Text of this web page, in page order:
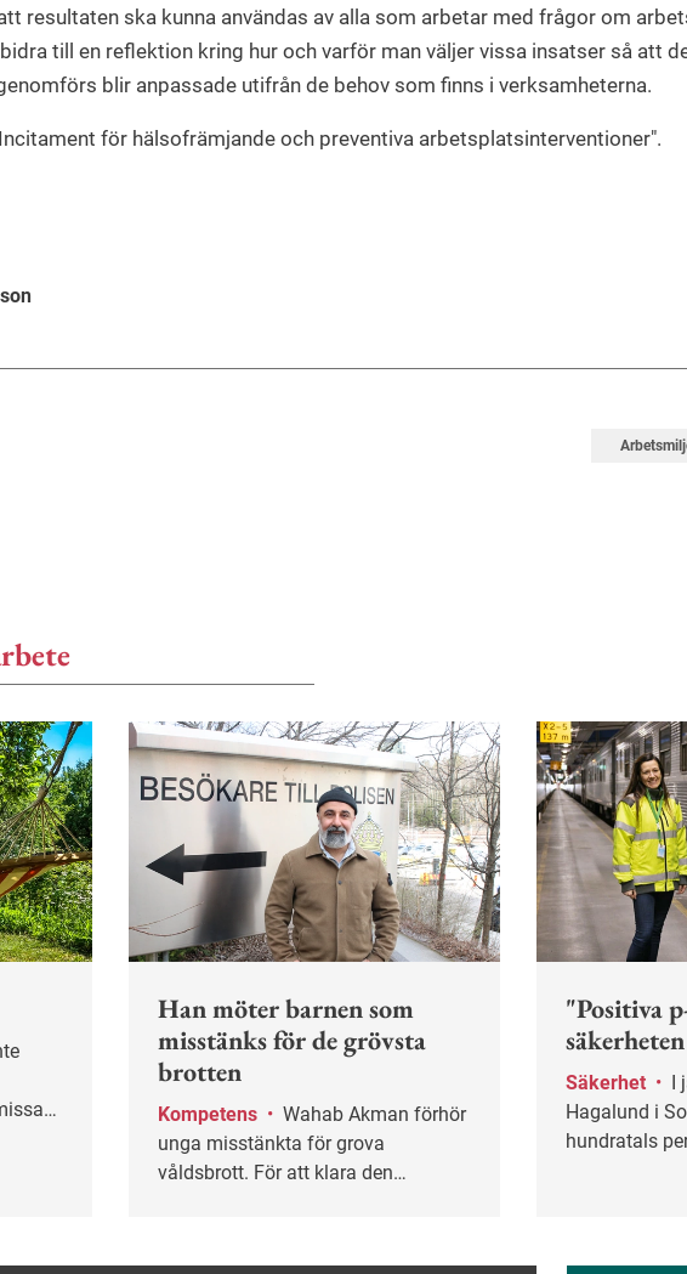
resultaten ska kunna användas av alla som arbetar med frågor om
till en reflektion kring hur och varför man väljer vissa insatser så att
blir anpassade utifrån de behov som finns i verksamheterna.
för hälsofrämjande och preventiva arbetsplatsinterventioner".
Han möter barnen som
misstänks för de grövsta
brotten
Kompetens •
unga misstänkta för grova
våldsbrott. För att klara den
kollegor.
"Positiva
säkerheten
Säkerhet •
Hagalund i
hundratals